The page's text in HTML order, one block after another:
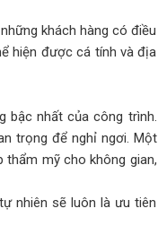
khách hàng có điều
hiện được cá tính và địa
bậc nhất của công trình.
trọng để nghỉ ngơi. Một
mỹ cho không gian,
nhiên sẽ luôn là ưu tiên